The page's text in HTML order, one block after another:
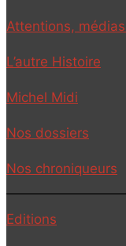
Attentions,
L’autre Histoire
Michel Midi
Nos dossiers
Nos chroniqueurs
Editions